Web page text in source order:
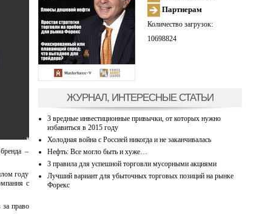
–
году
с
право
Партнерам
Количество загрузок:
10698824
ЖУРНАЛ, ИНТЕРЕСНЫЕ СТАТЬИ
3 вредные инвестиционные привычки, от которых нужно
избавиться в 2015 году
Холодная война с Россией никогда и не заканчивалась
Нефть: Все могло быть и хуже…
3 правила для успешной торговли мусорными акциями
Лучший вариант для убыточных торговых позиций на рынке
Форекс